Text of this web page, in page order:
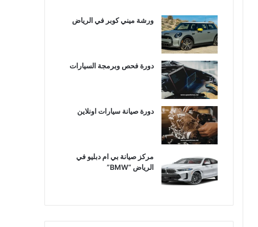
ورشة ميني كوبر في الرياض
دورة فحص وبرمجة السيارات
دورة صيانة سيارات اونلاين
مركز صيانة بي ام دبليو في
الرياض “BMW”